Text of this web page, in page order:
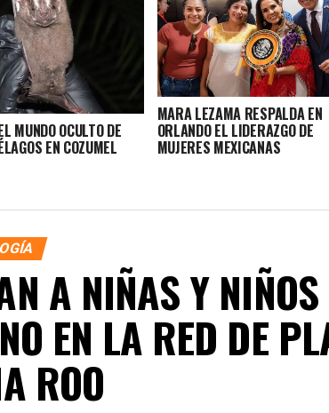
MUNDO OCULTO DE
EN COZUMEL
MARA LEZAMA RESPALDA EN
ORLANDO EL LIDERAZGO DE
MUJERES MEXICANAS
A NIÑAS Y
EN LA RED DE
ROO